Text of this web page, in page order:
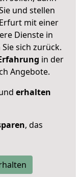
und stellen
mit einer
Dienste in
sich zurück.
in der
Angebote.
erhalten
, das